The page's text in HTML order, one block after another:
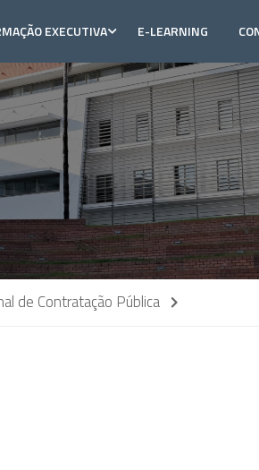
EXECUTIVA E-LEARNING
de Contratação Pública